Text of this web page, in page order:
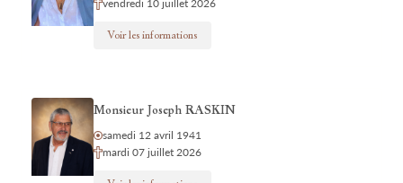
vendredi 10 juillet 2026
Voir les informations
Monsieur Joseph RASKIN
samedi 12 avril 1941
mardi 07 juillet 2026